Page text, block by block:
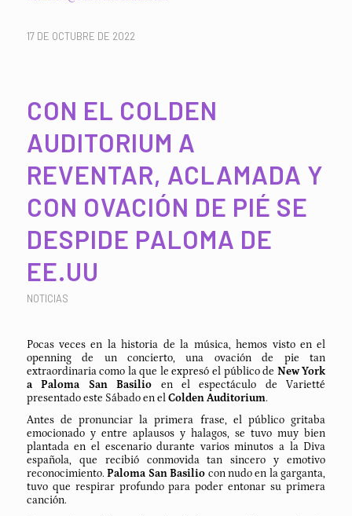
17 DE OCTUBRE DE 2022
CON EL COLDEN
AUDITORIUM A
REVENTAR, ACLAMADA Y
CON OVACIÓN DE PIÉ SE
DESPIDE PALOMA DE
EE.UU
NOTICIAS
Pocas veces en la historia de la música, hemos visto en el
openning de un concierto, una ovación de pie tan
extraordinaria como la que le expresó el público de New York
a Paloma San Basilio en el espectáculo de Varietté
presentado este Sábado en elColden Auditorium.
Antes de pronunciar la primera frase, el público gritaba
emocionado y entre aplausos y halagos, se tuvo muy bien
plantada en el escenario durante varios minutos a la Diva
española, que recibió conmovida tan sincero y emotivo
reconocimiento.Paloma San Basilio con nudo en la garganta,
tuvo que respirar profundo para poder entonar su primera
canción.